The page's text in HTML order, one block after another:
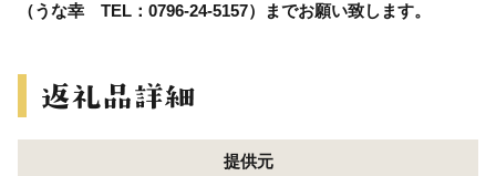
（うな幸 TEL：0796-24-5157）までお願い致します。
提供元